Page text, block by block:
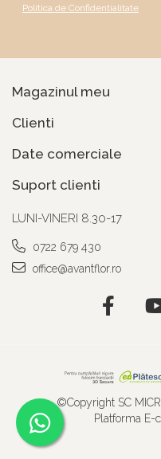
Politica de Confidentialitate
Magazinul meu
Clienti
Date comerciale
Suport clienti
LUNI-VINERI 8.30-17
0722 679 430
office@avantflor.ro
©Copyright SC
Platforma E-